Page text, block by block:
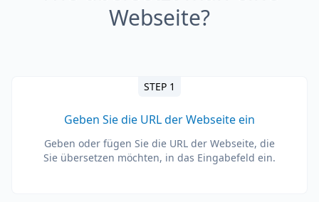
Webseite?
STEP 1
Geben Sie die URL der Webseite ein
Geben oder fügen Sie die URL der Webseite, die
Sie übersetzen möchten, in das Eingabefeld ein.